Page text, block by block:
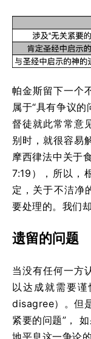
帕金斯留下一个
属于“具有争议的
督徒就此常常意
别时，就很容易
摩西律法中关于
7:19），所以，
定，关于不洁净
要处理的。我们
遗留的问题
当没有任何一方
以达成就需要
disagree）。但
紧要的问题”，
地平息这一争论的